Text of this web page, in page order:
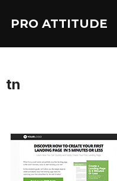
PRO ATTITUDE
tn